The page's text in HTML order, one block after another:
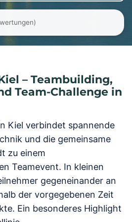
– Teambuilding,
Team-Challenge in
Kiel verbindet spannende
und die gemeinsame
zu einem
Teamevent. In kleinen
gegeneinander an
der vorgegebenen Zeit
Ein besonderes Highlight